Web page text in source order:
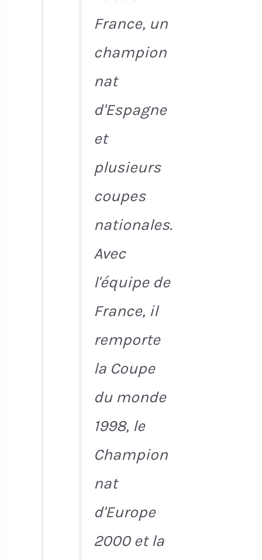
France, un
champion
nat
d'Espagne
et
plusieurs
coupes
nationales.
Avec
l'équipe de
France, il
remporte
la Coupe
du monde
1998, le
Champion
nat
d'Europe
2000 et la